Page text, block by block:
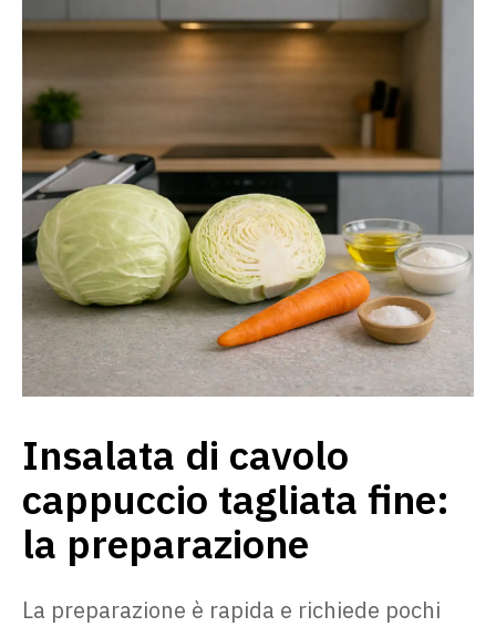
Insalata di cavolo
cappuccio tagliata fine:
la preparazione
La preparazione è rapida e richiede pochi